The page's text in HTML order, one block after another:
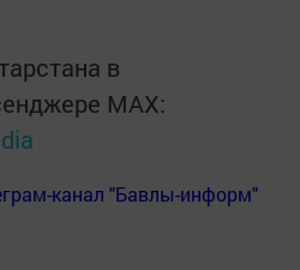
в
MАХ:
канал "Бавлы-информ"